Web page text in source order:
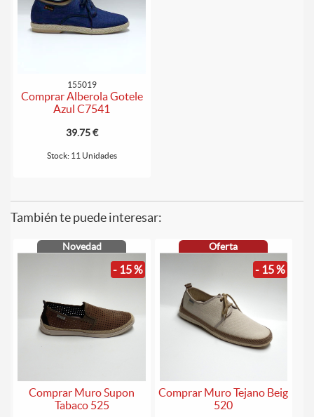
155019
Comprar Alberola Gotele
Azul C7541
39.75 €
Stock: 11 Unidades
También te puede interesar:
Novedad
- 15 %
Comprar Muro Supon
Tabaco 525
Oferta
- 15 %
Comprar Muro Tejano Beig
520